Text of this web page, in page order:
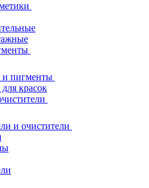
и пигменты
красок
и очистители